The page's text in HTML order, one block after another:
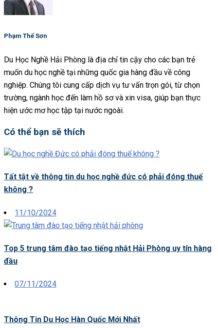
Phạm Thế Sơn
Du Học Nghề Hải Phòng là địa chỉ tin cậy cho các bạn trẻ
muốn du học nghề tại những quốc gia hàng đầu về công
nghiệp. Chúng tôi cung cấp dịch vụ tư vấn trọn gói, từ chọn
trường, ngành học đến làm hồ sơ và xin visa, giúp bạn thực
hiện ước mơ học tập tại nước ngoài.
Có thể bạn sẽ thích
Tất tật về thông tin du học nghề đức có phải đóng thuế
không ?
Posted
on
11/10/2024
Top 5 trung tâm đào tạo tiếng nhật Hải Phòng uy tín hàng
đầu
Posted
07/11/2024
Thông Tin Du Học Hàn Quốc Mới Nhất